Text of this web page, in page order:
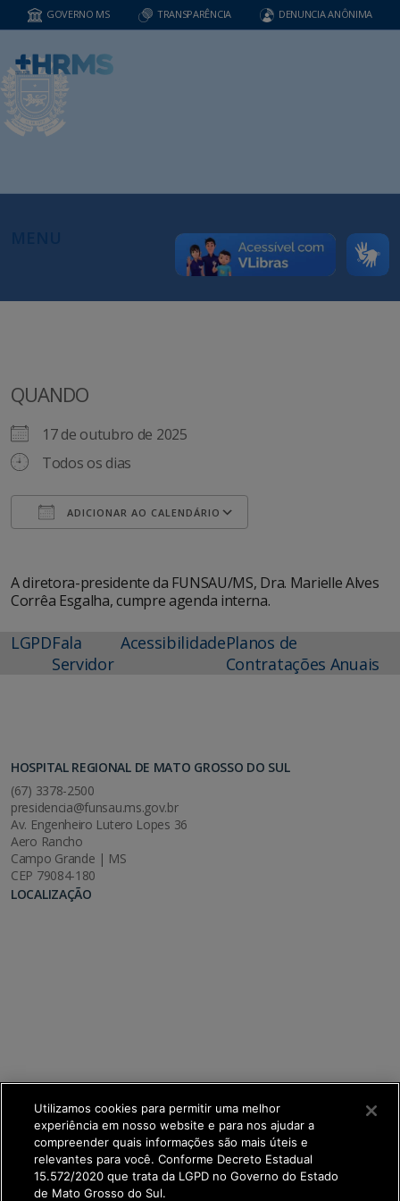
GOVERNO MS TRANSPARÊNCIA DENUNCIA ANÔNIMA
QUANDO
17 de outubro de 2025
Todos os dias
ADICIONAR AO CALENDÁRIO
A diretora-presidente da FUNSAU/MS, Dra. Marielle Alves
Corrêa Esgalha, cumpre agenda interna.
LGPDFala
Servidor
AcessibilidadePlanos de
Contratações Anuais
HOSPITAL REGIONAL DE MATO GROSSO DO SUL
(67) 3378-2500
presidencia@funsau.ms.gov.br
Av. Engenheiro Lutero Lopes 36
Aero Rancho
Campo Grande | MS
CEP 79084-180
LOCALIZAÇÃO
Utilizamos cookies para permitir uma melhor
experiência em nosso website e para nos ajudar a
compreender quais informações são mais úteis e
relevantes para você. Conforme Decreto Estadual
15.572/2020 que trata da LGPD no Governo do Estado
de Mato Grosso do Sul.